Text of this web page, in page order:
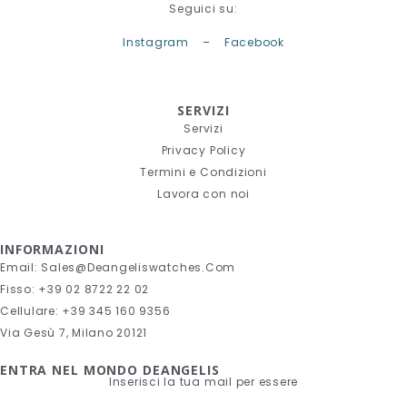
Seguici su:
Instagram – Facebook
SERVIZI
Servizi
Privacy Policy
Termini e Condizioni
Lavora con noi
INFORMAZIONI
Email: Sales@deangeliswatches.com
Fisso: +39 02 8722 22 02
Cellulare: +39 345 160 9356
Via Gesù 7, Milano 20121
ENTRA NEL MONDO DEANGELIS
Inserisci la tua mail per essere